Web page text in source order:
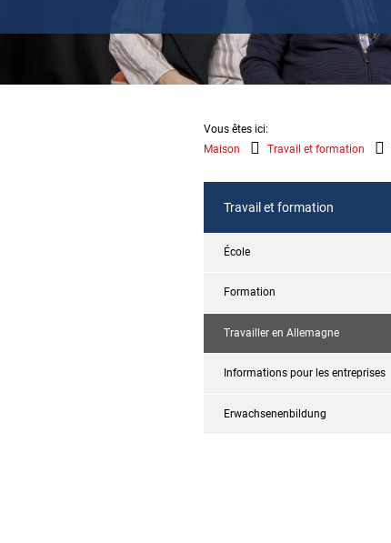
Vous êtes ici:
Maison
Travail et formation
Travail et formation
École
Formation
Travailler en Allemagne
Informations pour les entreprises
Erwachsenenbildung